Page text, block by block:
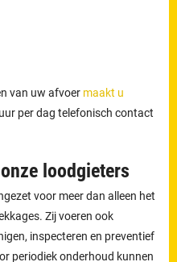
van uw afvoer maakt u
per dag telefonisch contact
loodgieters
voor meer dan alleen het
Zij voeren ook
inspecteren en preventief
periodiek onderhoud kunnen